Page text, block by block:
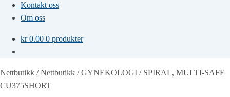
Kontakt oss
Om oss
kr0.00 0 produkter
Nettbutikk /Nettbutikk /GYNEKOLOGI / SPIRAL, MULTI-SAFE
CU375SHORT